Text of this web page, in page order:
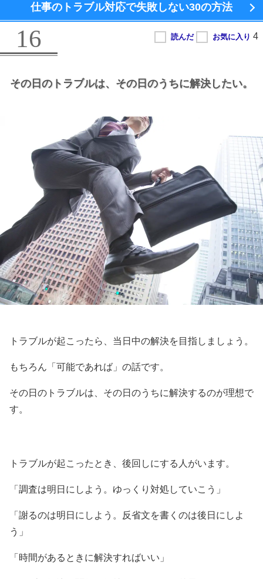
仕事のトラブル対応で失敗しない30の方法
16
その日のトラブルは、 その日のうちに解決したい。
トラブルが起こったら、当日中の解決を目指しましょう。
もちろん「可能であれば」の話です。
その日のトラブルは、その日のうちに解決するのが理想で
す。
トラブルが起こったとき、後回しにする人がいます。
「調査は明日にしよう。ゆっくり対処していこう」
「謝るのは明日にしよう。反省文を書くのは後日にしよ
う」
「時間があるときに解決すればいい」